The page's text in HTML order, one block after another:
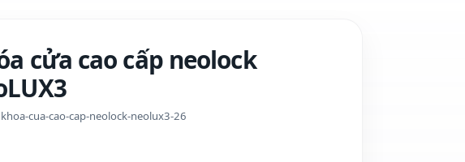
cửa cao cấp neolock
cua-cao-cap-neolock-neolux3-26